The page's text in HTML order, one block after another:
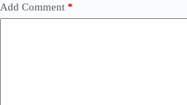
Add Comment *